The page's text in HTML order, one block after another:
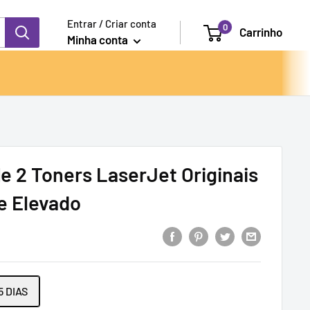
Entrar / Criar conta
Minha conta
0 Carrinho
2 Toners LaserJet Originais
Elevado
DIAS